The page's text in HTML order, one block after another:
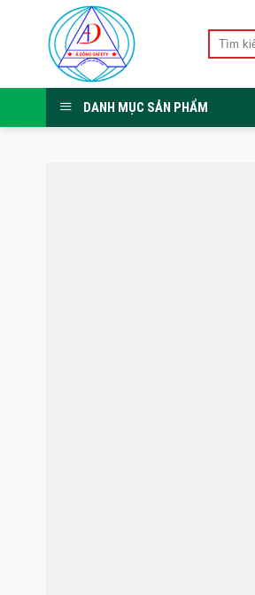
Tìm
DANH MỤC SẢN PHẨM